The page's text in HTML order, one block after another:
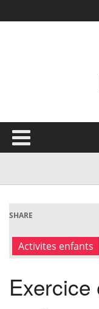
SHARE
Activites enfants
Exercice